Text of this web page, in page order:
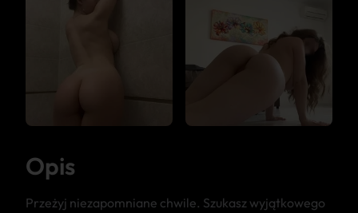
Opis
Przeżyj niezapomniane chwile. Szukasz wyjątkowego